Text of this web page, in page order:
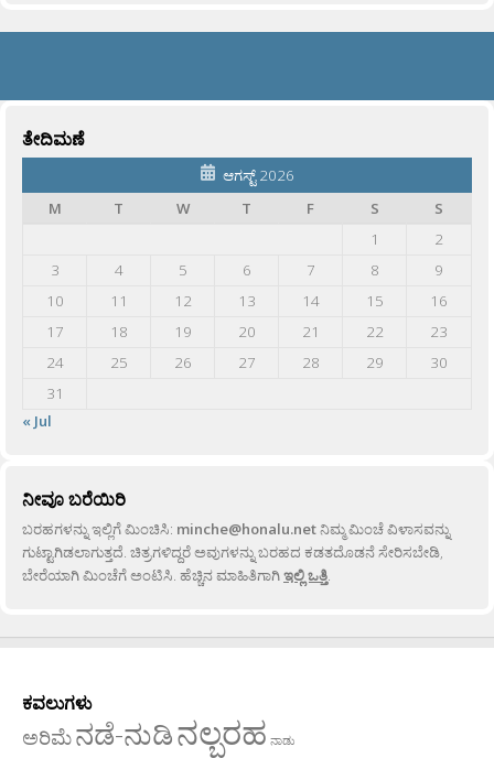
ತೇದಿಮಣೆ
ಆಗಸ್ಟ್ 2026
M
T W T F S
S
1
2
3
4 5 6 7 8
9
10
11 12 13 14 15
16
17
18 19 20 21 22
23
24
25 26 27 28 29
30
31
« Jul
ನೀವೂ ಬರೆಯಿರಿ
ಬರಹಗಳನ್ನು ಇಲ್ಲಿಗೆ ಮಿಂಚಿಸಿ: minche@honalu.netನಿಮ್ಮ ಮಿಂಚೆ ವಿಳಾಸವನ್ನು
ಗುಟ್ಟಾಗಿಡಲಾಗುತ್ತದೆ. ಚಿತ್ರಗಳಿದ್ದರೆ ಅವುಗಳನ್ನು ಬರಹದ ಕಡತದೊಡನೆ ಸೇರಿಸಬೇಡಿ,
ಬೇರೆಯಾಗಿ ಮಿಂಚೆಗೆ ಅಂಟಿಸಿ. ಹೆಚ್ಚಿನ ಮಾಹಿತಿಗಾಗಿಇಲ್ಲಿ ಒತ್ತಿ.
ಕವಲುಗಳು
ಅರಿಮೆನಡೆ-ನುಡಿನಲ್ಬರಹ ನಾಡು